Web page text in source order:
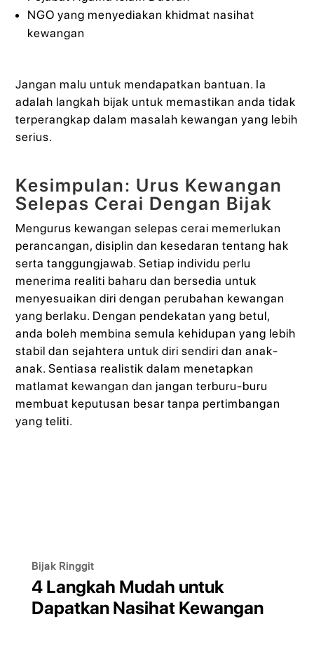
NGO yang menyediakan khidmat nasihat
kewangan
Jangan malu untuk mendapatkan bantuan. Ia
adalah langkah bijak untuk memastikan anda tidak
terperangkap dalam masalah kewangan yang lebih
serius.
Kesimpulan: Urus Kewangan
Selepas Cerai Dengan Bijak
Mengurus kewangan selepas cerai memerlukan
perancangan, disiplin dan kesedaran tentang hak
serta tanggungjawab. Setiap individu perlu
menerima realiti baharu dan bersedia untuk
menyesuaikan diri dengan perubahan kewangan
yang berlaku. Dengan pendekatan yang betul,
anda boleh membina semula kehidupan yang lebih
stabil dan sejahtera untuk diri sendiri dan anak-
anak. Sentiasa realistik dalam menetapkan
matlamat kewangan dan jangan terburu-buru
membuat keputusan besar tanpa pertimbangan
yang teliti.
Bijak Ringgit
4 Langkah Mudah untuk
Dapatkan Nasihat Kewangan